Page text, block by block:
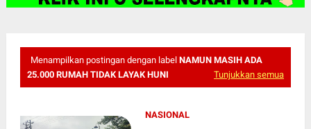
Menampilkan postingan dengan label NAMUN MASIH ADA
25.000 RUMAH TIDAK LAYAK HUNI
Tunjukkan semua
NASIONAL